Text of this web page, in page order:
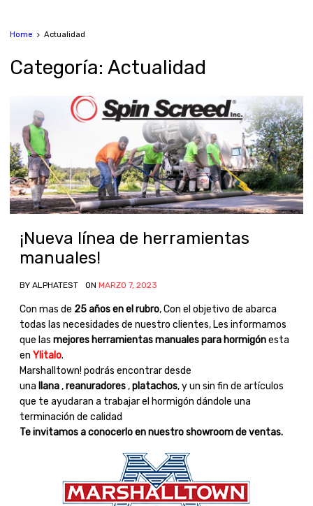
Home Actualidad
Categoría: Actualidad
¡Nueva línea de herramientas
manuales!
BY ALPHATEST ON MARZO 7, 2023
Con mas de 25 años en el rubro, Con el objetivo de abarca
todas las necesidades de nuestro clientes, Les informamos
que las mejores herramientas manuales para hormigónesta
en Ylitalo.
Marshalltown! podrás encontrar desde
una llana,reanuradores,platachos, y un sin fin de artículos
que te ayudaran a trabajar el hormigón dándole una
terminación de calidad
Te invitamos a conocerlo en nuestro showroom de ventas.